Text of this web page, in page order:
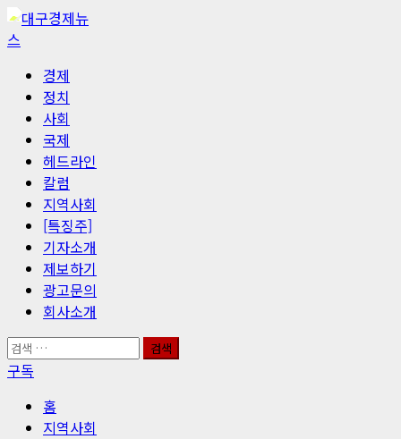
콘
텐
경제
정치
사회
국제
헤드라인
칼럼
지역사회
[특징주]
기자소개
제보하기
광고문의
회사소개
검
색:
구독
홈
지역사회